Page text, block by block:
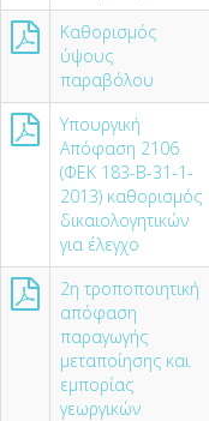
Καθορισμός
ύψους
παραβόλου
Υπουργική
Απόφαση 2106
(ΦΕΚ 183-Β-31-1-
2013) καθορισμός
δικαιολογητικών
για έλεγχο
2η τροποποιητική
απόφαση
παραγωγής
μεταποίησης και
εμπορίας
γεωργικών